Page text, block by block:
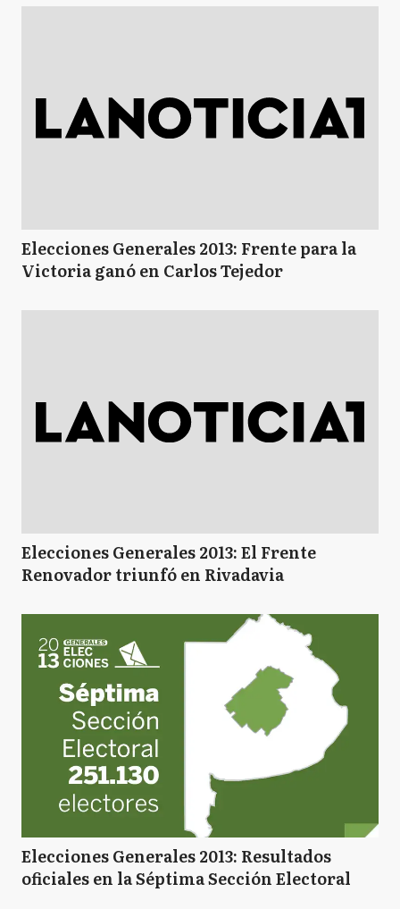
Elecciones Generales 2013: Frente para la
Victoria ganó en Carlos Tejedor
Elecciones Generales 2013: El Frente
Renovador triunfó en Rivadavia
Elecciones Generales 2013: Resultados
oficiales en la Séptima Sección Electoral